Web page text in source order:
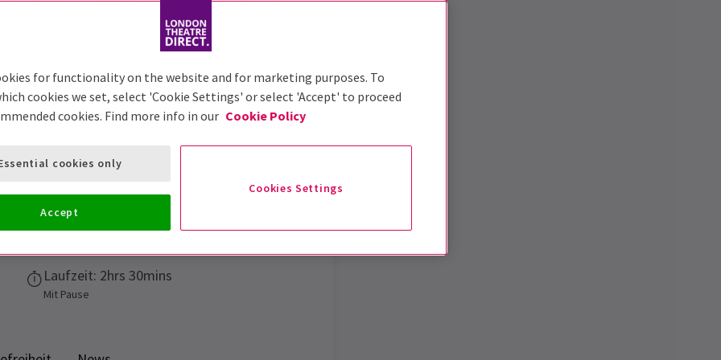
Trailer
Wind Tickets
Bestseller-Memoir basiert
Vorstellungsdatum
Laufzeit: 2hrs 30mins
Mit Pause
for functionality on the website and for marketing purposes. To
cookies we set, select 'Cookie Settings' or select 'Accept' to proceed
cookies. Find more info in our Cookie Policy
Cookies Settings
cookies only
Accept